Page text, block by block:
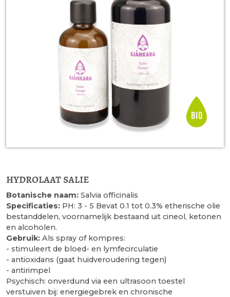
hydrolaat salie
Botanische naam: Salvia officinalis
Specificaties: PH: 3 - 5 Bevat 0.1 tot 0.3% etherische olie
bestanddelen, voornamelijk bestaand uit cineol, ketonen
en alcoholen.
Gebruik: Als spray of kompres:
- stimuleert de bloed- en lymfecirculatie
- antioxidans (gaat huidveroudering tegen)
- antirimpel
Psychisch: onverdund via een ultrasoon toestel
verstuiven bij: energiegebrek en chronische